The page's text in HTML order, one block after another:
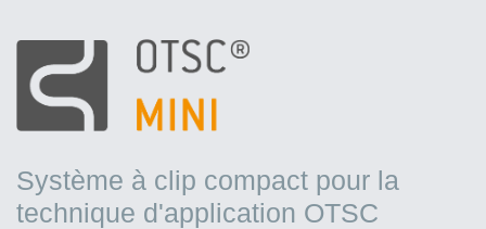
Système à clip compact pour la
technique d'application OTSC